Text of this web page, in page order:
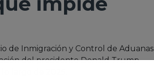
de Inmigración y Control de Aduanas
del presidente Donald Trump
largo de 2025.